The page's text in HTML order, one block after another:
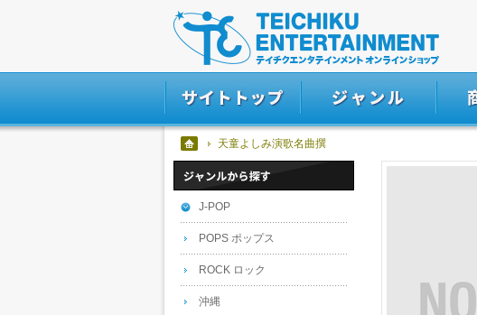
天童よしみ演歌名曲撰
J-POP
POPS ポップス
ROCK ロック
沖縄